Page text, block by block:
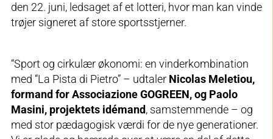
den 22. juni, ledsaget af et lotteri, hvor man kan vinde
trøjer signeret af store sportsstjerner.
“Sport og cirkulær økonomi: en vinderkombination
med “La Pista di Pietro” – udtaler Nicolas Meletiou,
formand for Associazione GOGREEN, og Paolo
Masini, projektets idémand, samstemmende – og
med stor pædagogisk værdi for de nye generationer.